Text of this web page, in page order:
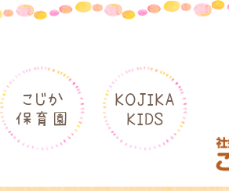
こじか
保育園
KOJIKA
KIDS